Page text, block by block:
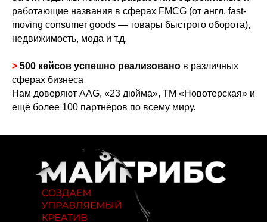
работающие названия в сферах FMCG (от англ. fast-
moving consumer goods — товары быстрого оборота),
недвижимость, мода и т.д.
> 500 кейсов успешно реализовано в различных
сферах бизнеса
Нам доверяют AAG, «23 дюйма», ТМ «Новотерская» и
ещё более 100 партнёров по всему миру.